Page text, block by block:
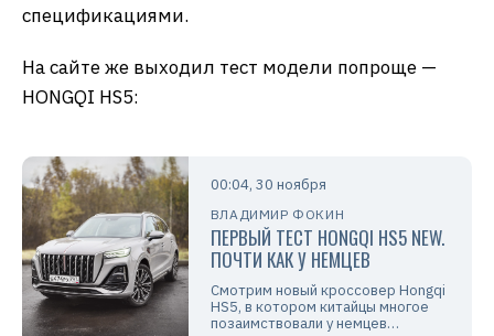
спецификациями.
На сайте же выходил тест модели попроще —
HONGQI HS5:
00:04, 30 ноября
ВЛАДИМИР ФОКИН
ПЕРВЫЙ ТЕСТ HONGQI HS5 NEW.
ПОЧТИ КАК У НЕМЦЕВ
Смотрим новый кроссовер Hongqi
HS5, в котором китайцы многое
позаимствовали у немцев…